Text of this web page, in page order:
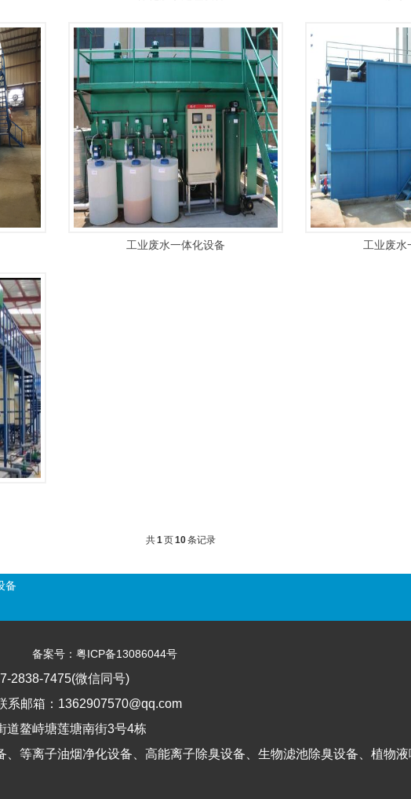
工业废水一体化设备 工业废水
共1页10条记录
备
备案号：粤ICP备13086044号
2838-7475(微信同号)
邮箱：1362907570@qq.com
道鳌峙塘莲塘南街3号4栋
、等离子油烟净化设备、高能离子除臭设备、生物滤池除臭设备、植物